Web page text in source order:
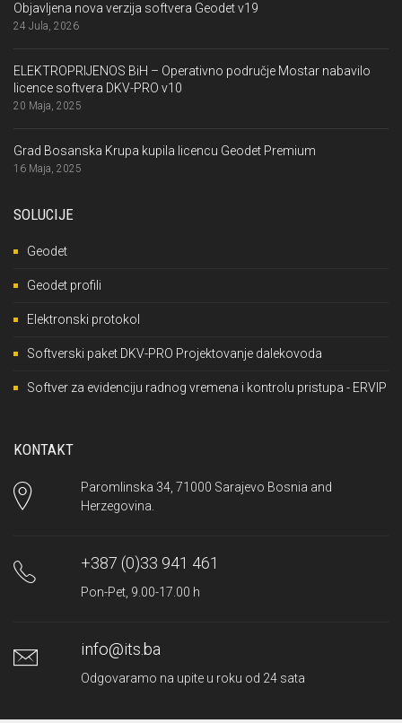
Objavljena nova verzija softvera Geodet v19
24 Jula, 2026
ELEKTROPRIJENOS BiH – Operativno područje Mostar nabavilo
licence softvera DKV-PRO v10
20 Maja, 2025
Grad Bosanska Krupa kupila licencu Geodet Premium
16 Maja, 2025
SOLUCIJE
Geodet
Geodet profili
Elektronski protokol
Softverski paket DKV-PRO Projektovanje dalekovoda
Softver za evidenciju radnog vremena i kontrolu pristupa - ERVIP
KONTAKT
Paromlinska 34, 71000 Sarajevo Bosnia and
Herzegovina.
+387 (0)33 941 461
Pon-Pet, 9.00-17.00 h
info@its.ba
Odgovaramo na upite u roku od 24 sata